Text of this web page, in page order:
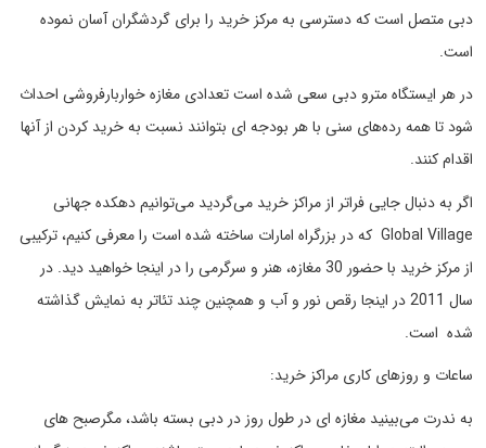
دبی متصل است که دسترسی به مرکز خرید را برای گردشگران آسان نموده
است.
در هر ایستگاه مترو دبی سعی شده است تعدادی مغازه خواربارفروشی احداث
شود تا همه رده‌های سنی با هر بودجه ای بتوانند نسبت به خرید کردن از آنها
اقدام کنند.
اگر به دنبال جایی فراتر از مراکز خرید می‌گردید می‌توانیم دهکده جهانی
Global Village که در بزرگراه امارات ساخته شده است را معرفی کنیم، ترکیبی
از مرکز خرید با حضور 30 مغازه، هنر و سرگرمی را در اینجا خواهید دید. در
سال 2011 در اینجا رقص نور و آب و همچنین چند تئاتر به نمایش گذاشته
شده است.
ساعات و روزهای کاری مراکز خرید:
به ندرت می‌بینید مغازه ای در طول روز در دبی بسته باشد، مگرصبح های